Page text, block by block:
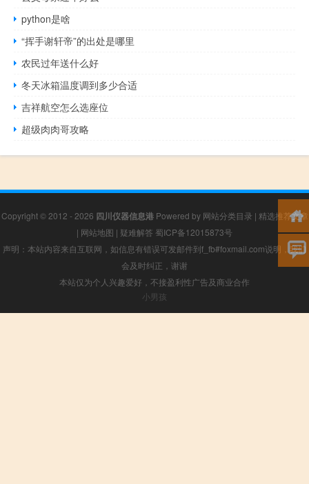
python是啥
“挥手谢轩帝”的出处是哪里
农民过年送什么好
冬天冰箱温度调到多少合适
吉祥航空怎么选座位
超级肉肉哥攻略
Copyright © 2012 - 2026 四川仪器信息港Powered by 网站分类目录 | 精选推荐文章
| 网站地图 | 疑难解答 蜀ICP备12015873号
声明：本站内容来自互联网，如信息有错误可发邮件到f_fb#foxmail.com说明，我们
会及时纠正，谢谢
本站仅为个人兴趣爱好，不接盈利性广告及商业合作
小男孩